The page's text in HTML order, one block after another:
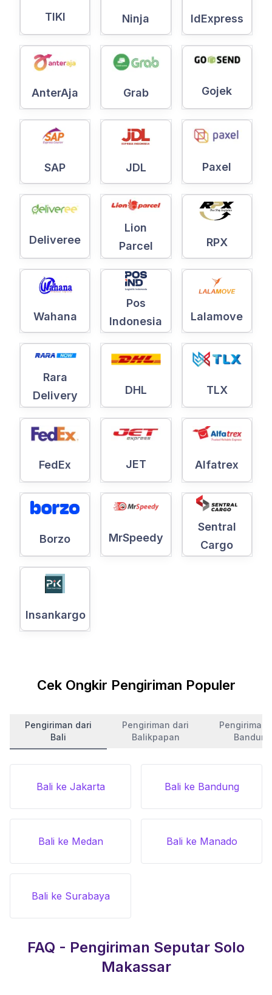
TIKI Ninja IdExpress
AnterAja Grab Gojek
SAP JDL Paxel
Deliveree
Lion
Parcel
RPX
Wahana
Pos
Indonesia
Lalamove
Rara
Delivery
DHL TLX
FedEx JET Alfatrex
Borzo MrSpeedy
Sentral
Cargo
Insankargo
Cek Ongkir Pengiriman Populer
Pengiriman dari
Bali
Pengiriman dari
Balikpapan
Pengiriman
Bandung
Bali ke Jakarta Bali ke Bandung
Bali ke Medan Bali ke Manado
Bali ke Surabaya
FAQ - Pengiriman Seputar Solo
Makassar